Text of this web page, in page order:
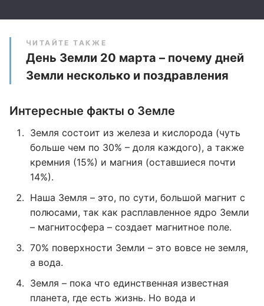
ЧИТАЙТЕ ТАКЖЕ
День Земли 20 марта – почему дней
Земли несколько и поздравления
Интересные факты о Земле
Земля состоит из железа и кислорода (чуть
больше чем по 30% – доля каждого), а также
кремния (15%) и магния (оставшиеся почти
14%).
Наша Земля – это, по сути, большой магнит с
полюсами, так как расплавленное ядро Земли
– магнитосфера – создает магнитное поле.
70% поверхности Земли – это вовсе не земля,
а вода.
Земля – пока что единственная известная
планета, где есть жизнь. Но вода и